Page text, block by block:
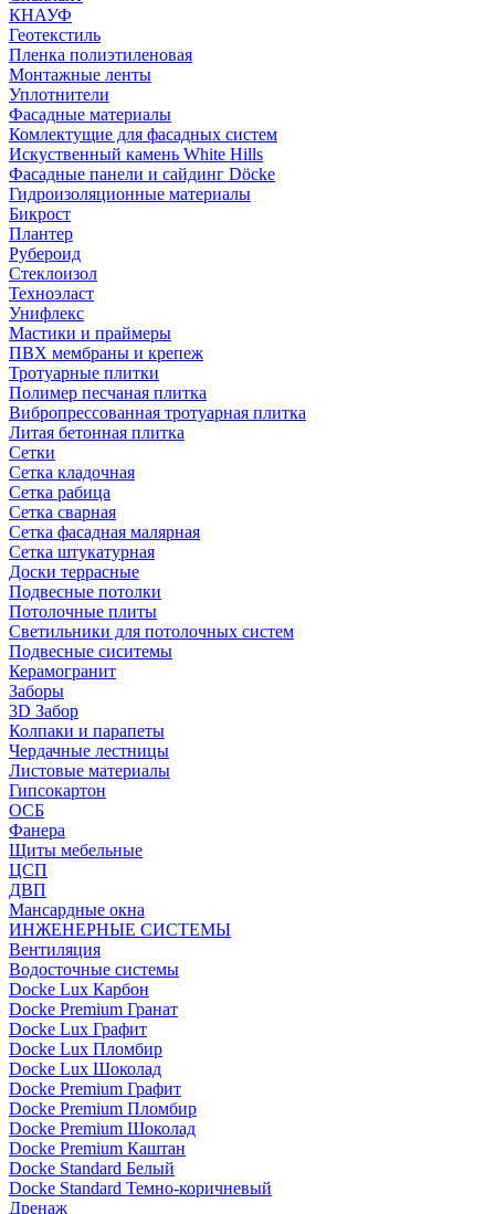
КНАУФ
Геотекстиль
Пленка полиэтиленовая
Монтажные ленты
Уплотнители
Фасадные материалы
Комлектущие для фасадных систем
Искуственный камень White Hills
Фасадные панели и сайдинг Döcke
Гидроизоляционные материалы
Бикрост
Плантер
Рубероид
Стеклоизол
Техноэласт
Унифлекс
Мастики и праймеры
ПВХ мембраны и крепеж
Тротуарные плитки
Полимер песчаная плитка
Вибропрессованная тротуарная плитка
Литая бетонная плитка
Сетки
Сетка кладочная
Сетка рабица
Сетка сварная
Сетка фасадная малярная
Сетка штукатурная
Доски террасные
Подвесные потолки
Потолочные плиты
Светильники для потолочных систем
Подвесные сиситемы
Керамогранит
Заборы
3D Забор
Колпаки и парапеты
Чердачные лестницы
Листовые материалы
Гипсокартон
ОСБ
Фанера
Щиты мебельные
ЦСП
ДВП
Мансардные окна
ИНЖЕНЕРНЫЕ СИСТЕМЫ
Вентиляция
Водосточные системы
Docke Lux Карбон
Docke Premium Гранат
Docke Lux Графит
Docke Lux Пломбир
Docke Lux Шоколад
Docke Premium Графит
Docke Premium Пломбир
Docke Premium Шоколад
Docke Premium Каштан
Docke Standard Белый
Docke Standard Темно-коричневый
Дренаж